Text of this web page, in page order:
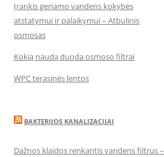
Įrankis geriamo vandens kokybės
atstatymui ir palaikymui – Atbulinis
osmosas
Kokią naudą duoda osmoso filtrai
WPC terasinės lentos
BAKTERIJOS KANALIZACIJAI
Dažnos klaidos renkantis vandens filtrus –